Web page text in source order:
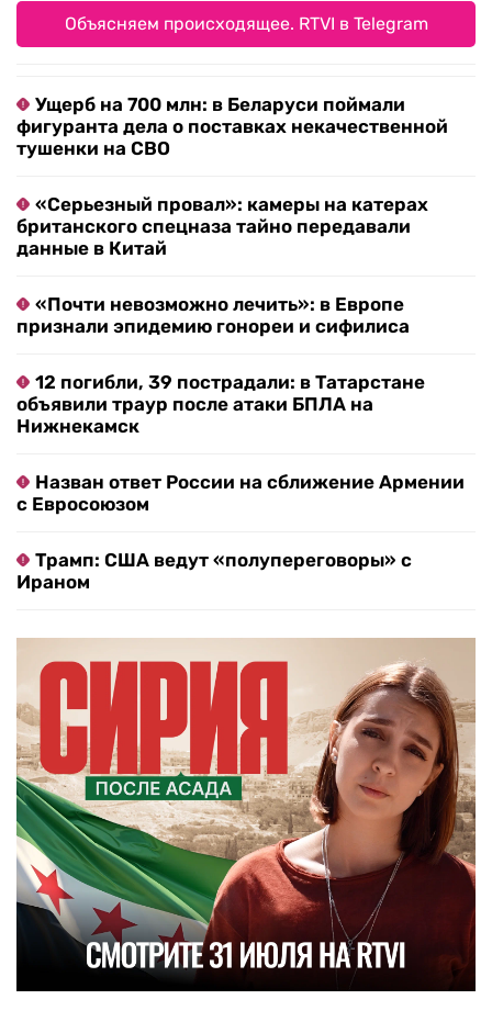
Объясняем происходящее. RTVI в Telegram
Ущерб на 700 млн: в Беларуси поймали
фигуранта дела о поставках некачественной
тушенки на СВО
«Серьезный провал»: камеры на катерах
британского спецназа тайно передавали
данные в Китай
«Почти невозможно лечить»: в Европе
признали эпидемию гонореи и сифилиса
12 погибли, 39 пострадали: в Татарстане
объявили траур после атаки БПЛА на
Нижнекамск
Назван ответ России на сближение Армении
с Евросоюзом
Трамп: США ведут «полупереговоры» с
Ираном